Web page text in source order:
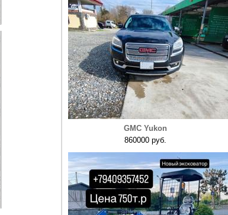
GMC Yukon
860000 руб.